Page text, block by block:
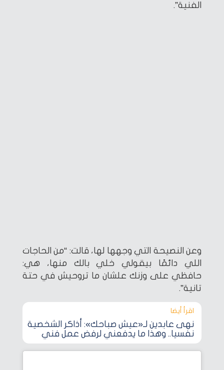
الفنية”.
وعن النصيحة التي وجهها لها، قالت: “من الحاجات
اللي دائمًا بيقولي خلي بالك منها، هي:
حافظي على وزنك علشان ما تروحيش في حتة
تانية”.
اقرأ أيضا‎
نهى عابدين لـ«عيش صباحك»: أذاكر الشخصية
نفسيا.. وهذا ما يدفعني لرفض عمل فني